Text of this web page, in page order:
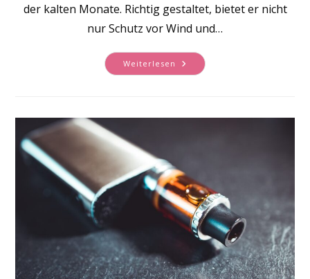
der kalten Monate. Richtig gestaltet, bietet er nicht
nur Schutz vor Wind und…
Weiterlesen So
Gestalten
Im
Jahreszeit